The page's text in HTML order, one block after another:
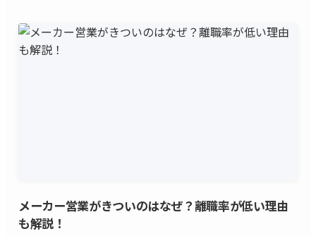
メーカー営業がきついのはなぜ？離職率が低い理由
も解説！